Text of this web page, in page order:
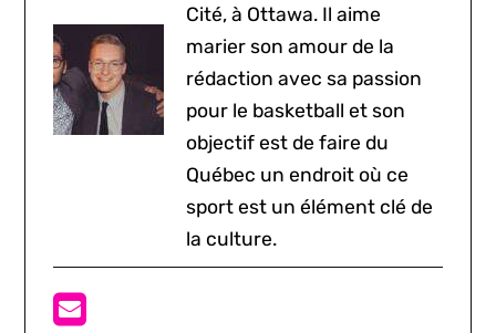
Cité, à Ottawa. Il aime
marier son amour de la
rédaction avec sa passion
pour le basketball et son
objectif est de faire du
Québec un endroit où ce
sport est un élément clé de
la culture.